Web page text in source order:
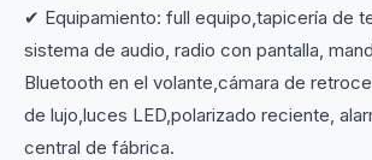
✔ Equipamiento: full equipo,tapicería de
sistema de audio, radio con pantalla,
Bluetooth en el volante,cámara de
de lujo,luces LED,polarizado reciente,
central de fábrica.